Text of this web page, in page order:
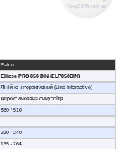
Eaton
Ellipse PRO 850 DIN (ELP850DIN)
Лінійно-інтерактивний (Line-Interactive)
Апроксимована синусоїда
850 / 510
220 - 240
165 - 264